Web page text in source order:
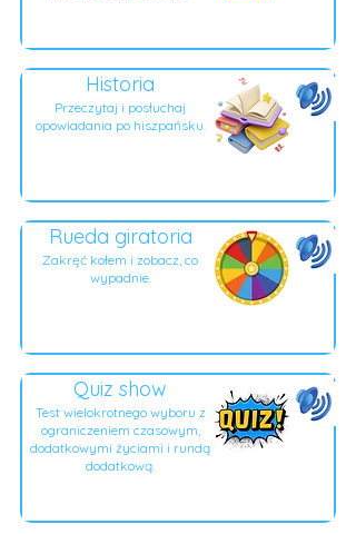
Historia
Przeczytaj i posłuchaj
opowiadania po hiszpańsku.
Rueda giratoria
Zakręć kołem i zobacz, co
wypadnie.
Quiz show
Test wielokrotnego wyboru z
ograniczeniem czasowym,
dodatkowymi życiami i rundą
dodatkową.